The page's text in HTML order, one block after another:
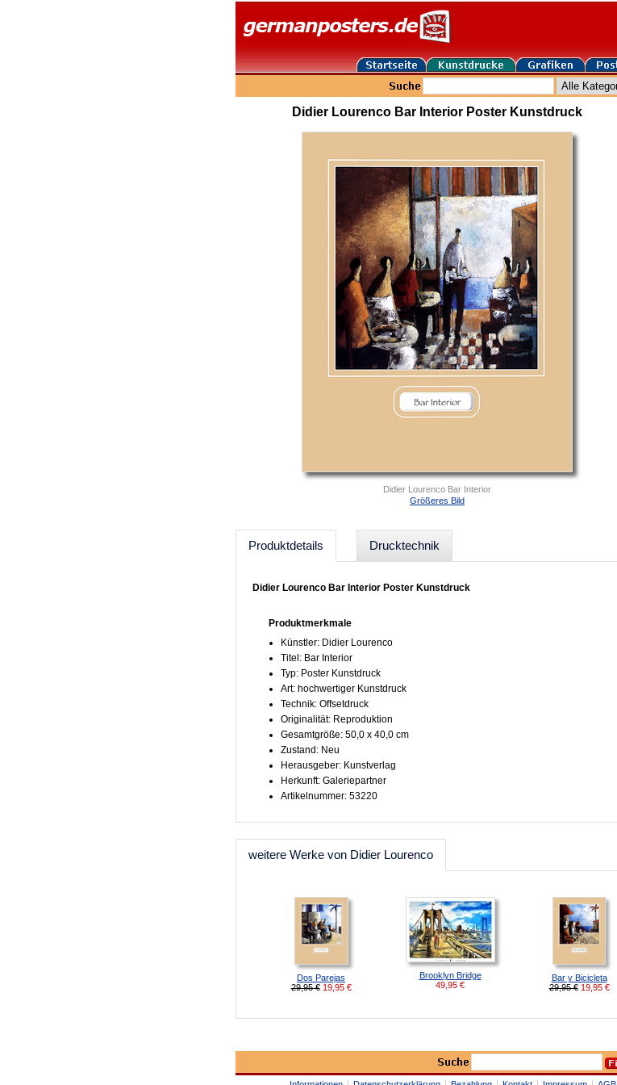
Didier Lourenco Bar Interior Poster Kunstdruck
Didier Lourenco Bar Interior
Größeres Bild
Produktdetails Drucktechnik
Didier Lourenco Bar Interior Poster Kunstdruck
Produktmerkmale
Künstler: Didier Lourenco
Titel: Bar Interior
Typ: Poster Kunstdruck
Art: hochwertiger Kunstdruck
Technik: Offsetdruck
Originalität: Reproduktion
Gesamtgröße: 50,0 x 40,0 cm
Zustand: Neu
Herausgeber: Kunstverlag
Herkunft: Galeriepartner
Artikelnummer: 53220
weitere Werke von Didier Lourenco
Dos Parejas
29,95 € 19,95 €
Brooklyn Bridge
49,95 €
Bar y Bicicleta
29,95 € 19,95 €